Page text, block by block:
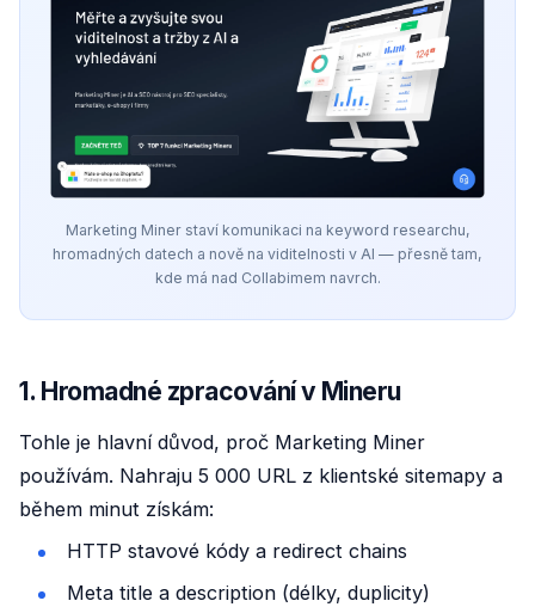
Marketing Miner staví komunikaci na keyword researchu,
hromadných datech a nově na viditelnosti v AI — přesně tam,
kde má nad Collabimem navrch.
1. Hromadné zpracování v Mineru
Tohle je hlavní důvod, proč Marketing Miner
používám. Nahraju 5 000 URL z klientské sitemapy a
během minut získám:
HTTP stavové kódy a redirect chains
Meta title a description (délky, duplicity)